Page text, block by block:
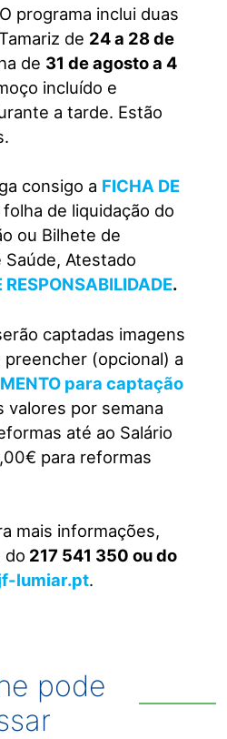
programa inclui duas
de 24 a 28 de
de 31 de agosto a 4
incluído e
a tarde. Estão
consigo a FICHA DE
folha de liquidação do
ou Bilhete de
Atestado
RESPONSABILIDADE.
captadas imagens
(opcional) a
para captação
valores por semana
até ao Salário
para reformas
mais informações,
do 217 541 350 ou do
lumiar.pt.
pode